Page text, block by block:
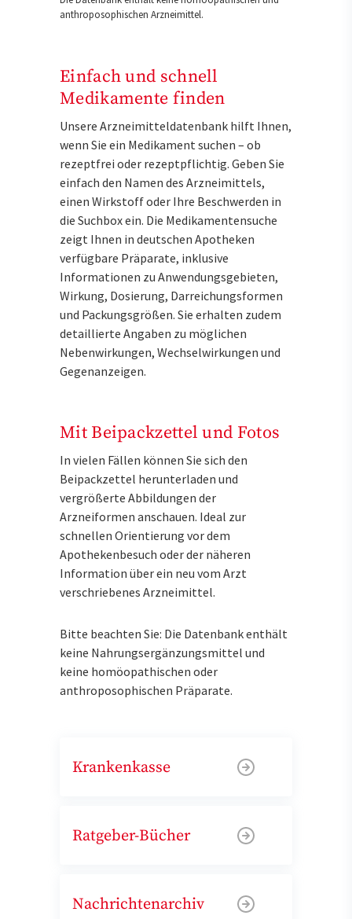
anthroposophischen Arzneimittel.
Einfach und schnell
Medikamente finden
Unsere Arzneimitteldatenbank hilft Ihnen,
wenn Sie ein Medikament suchen – ob
rezeptfrei oder rezeptpflichtig. Geben Sie
einfach den Namen des Arzneimittels,
einen Wirkstoff oder Ihre Beschwerden in
die Suchbox ein. Die Medikamentensuche
zeigt Ihnen in deutschen Apotheken
verfügbare Präparate, inklusive
Informationen zu Anwendungsgebieten,
Wirkung, Dosierung, Darreichungsformen
und Packungsgrößen. Sie erhalten zudem
detaillierte Angaben zu möglichen
Nebenwirkungen, Wechselwirkungen und
Gegenanzeigen.
Mit Beipackzettel und Fotos
In vielen Fällen können Sie sich den
Beipackzettel herunterladen und
vergrößerte Abbildungen der
Arzneiformen anschauen. Ideal zur
schnellen Orientierung vor dem
Apothekenbesuch oder der näheren
Information über ein neu vom Arzt
verschriebenes Arzneimittel.
Bitte beachten Sie: Die Datenbank enthält
keine Nahrungsergänzungsmittel und
keine homöopathischen oder
anthroposophischen Präparate.
Krankenkasse
Ratgeber-Bücher
Nachrichtenarchiv